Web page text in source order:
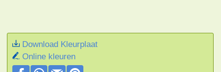
Download Kleurplaat
Online kleuren